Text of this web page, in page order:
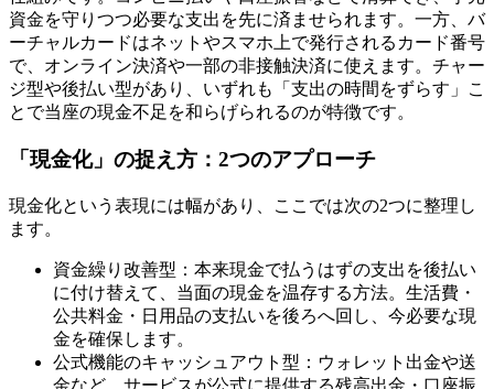
資金を守りつつ必要な支出を先に済ませられます。一方、バ
ーチャルカードはネットやスマホ上で発行されるカード番号
で、オンライン決済や一部の非接触決済に使えます。チャー
ジ型や後払い型があり、いずれも「支出の時間をずらす」こ
とで当座の現金不足を和らげられるのが特徴です。
「現金化」の捉え方：2つのアプローチ
現金化という表現には幅があり、ここでは次の2つに整理し
ます。
資金繰り改善型：本来現金で払うはずの支出を後払い
に付け替えて、当面の現金を温存する方法。生活費・
公共料金・日用品の支払いを後ろへ回し、今必要な現
金を確保します。
公式機能のキャッシュアウト型：ウォレット出金や送
金など、サービスが公式に提供する残高出金・口座振